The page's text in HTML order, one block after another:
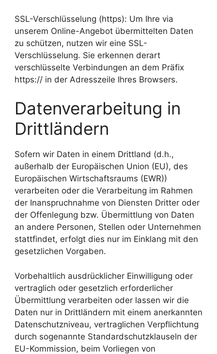
SSL-Verschlüsselung (https): Um Ihre via
unserem Online-Angebot übermittelten Daten
zu schützen, nutzen wir eine SSL-
Verschlüsselung. Sie erkennen derart
verschlüsselte Verbindungen an dem Präfix
https:// in der Adresszeile Ihres Browsers.
Datenverarbeitung in
Drittländern
Sofern wir Daten in einem Drittland (d.h.,
außerhalb der Europäischen Union (EU), des
Europäischen Wirtschaftsraums (EWR))
verarbeiten oder die Verarbeitung im Rahmen
der Inanspruchnahme von Diensten Dritter oder
der Offenlegung bzw. Übermittlung von Daten
an andere Personen, Stellen oder Unternehmen
stattfindet, erfolgt dies nur im Einklang mit den
gesetzlichen Vorgaben.
Vorbehaltlich ausdrücklicher Einwilligung oder
vertraglich oder gesetzlich erforderlicher
Übermittlung verarbeiten oder lassen wir die
Daten nur in Drittländern mit einem anerkannten
Datenschutzniveau, vertraglichen Verpflichtung
durch sogenannte Standardschutzklauseln der
EU-Kommission, beim Vorliegen von